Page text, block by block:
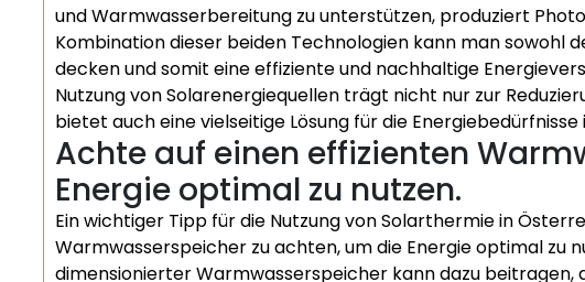
und Warmwasserbereitung zu unterstützen, produziert
Kombination dieser beiden Technologien kann man sowohl
decken und somit eine effiziente und nachhaltige
Nutzung von Solarenergiequellen trägt nicht nur zur
bietet auch eine vielseitige Lösung für die
Achte auf einen effizienten
Energie optimal zu nutzen.
Ein wichtiger Tipp für die Nutzung von Solarthermie in
Warmwasserspeicher zu achten, um die Energie optimal zu
dimensionierter Warmwasserspeicher kann dazu